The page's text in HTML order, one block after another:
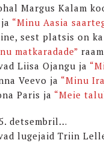
Margus Kalam
ja “Minu Aasia
sest platsis on ka
matkaradade”
Liisa Ojangu ja
Veevo ja “Minu
Paris ja “Meie
detsembril…
lugejaid Triin